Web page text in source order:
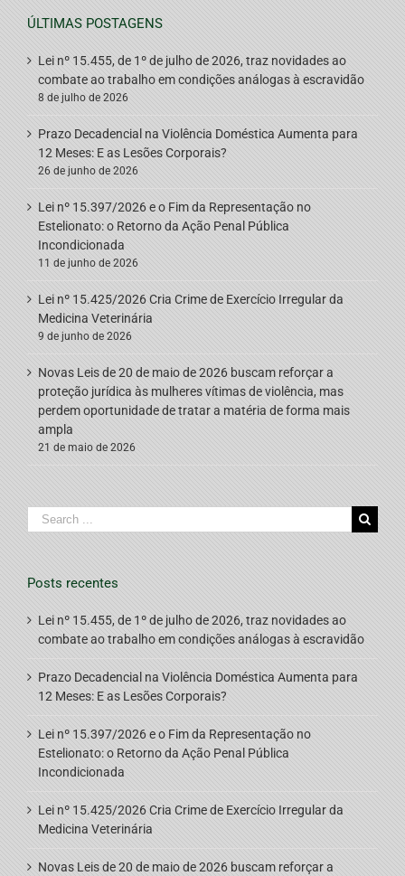
ÚLTIMAS POSTAGENS
Lei nº 15.455, de 1º de julho de 2026, traz novidades ao
combate ao trabalho em condições análogas à escravidão
8 de julho de 2026
Prazo Decadencial na Violência Doméstica Aumenta para
12 Meses: E as Lesões Corporais?
26 de junho de 2026
Lei nº 15.397/2026 e o Fim da Representação no
Estelionato: o Retorno da Ação Penal Pública
Incondicionada
11 de junho de 2026
Lei nº 15.425/2026 Cria Crime de Exercício Irregular da
Medicina Veterinária
9 de junho de 2026
Novas Leis de 20 de maio de 2026 buscam reforçar a
proteção jurídica às mulheres vítimas de violência, mas
perdem oportunidade de tratar a matéria de forma mais
ampla
21 de maio de 2026
Search
for:
Posts recentes
Lei nº 15.455, de 1º de julho de 2026, traz novidades ao
combate ao trabalho em condições análogas à escravidão
Prazo Decadencial na Violência Doméstica Aumenta para
12 Meses: E as Lesões Corporais?
Lei nº 15.397/2026 e o Fim da Representação no
Estelionato: o Retorno da Ação Penal Pública
Incondicionada
Lei nº 15.425/2026 Cria Crime de Exercício Irregular da
Medicina Veterinária
Novas Leis de 20 de maio de 2026 buscam reforçar a